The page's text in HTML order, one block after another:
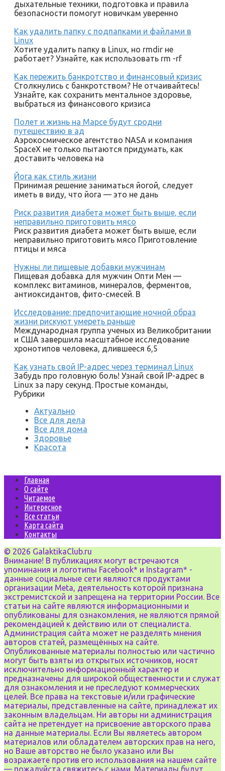
дыхательные техники, подготовка и правила
безопасности помогут новичкам уверенно
Как удалить папку с подпапками и файлами в
Linux
Хотите удалить папку в Linux, но rmdir не
работает? Узнайте, как использовать rm -rf
Как пережить банкротство и финансовый кризис
Столкнулись с банкротством? Не отчаивайтесь!
Узнайте, как сохранить ментальное здоровье,
выбраться из финансового кризиса
Полет и жизнь на Марсе будут сродни
путешествию в ад
Аэрокосмическое агентство NASA и компания
SpaceX не только пытаются придумать, как
доставить человека на
Йога как стиль жизни
Принимая решение заниматься йогой, следует
иметь в виду, что йога — это не дань
Риск развития диабета может быть выше, если
неправильно приготовить мясо
Риск развития диабета может быть выше, если
неправильно приготовить мясо Приготовление
птицы и мяса
Нужны ли пищевые добавки мужчинам
Пищевая добавка для мужчин Опти Мен —
комплекс витаминов, минералов, ферментов,
антиоксидантов, фито-смесей. В
Исследование: предпочитающие ночной образ
жизни рискуют умереть раньше
Международная группа ученых из Великобритании
и США завершила масштабное исследование
хронотипов человека, длившееся 6,5
Как узнать свой IP-адрес через терминал Linux
Забудь про головную боль! Узнай свой IP-адрес в
Linux за пару секунд. Простые команды,
Рубрики
Актуально
Все для дела
Все для дома
Здоровье
Красота
Главная
О сайте
Читаемое
Интересное
Все статьи
Карта сайта
Контакты
© 2026 GalaktikaClub.ru
Внимание! В публикациях могут встречаются
упоминания и логотипы Facebook* и Instagram* -
данные социальные сети являются продуктами
организации Meta, деятельность которой признана
экстремистской и запрещена на территории России. Все
статьи на сайте являются информационными и
опубликованы для ознакомления, не являются прямой
рекомендацией к действию или от специалиста.
Администрация сайта может не разделять мнения
авторов статей, размещённых на сайте.
Опубликованные материалы полностью или частично
могут быть взяты из открытых источников, носят
исключительно информационный характер и
предназначены для широкой общественности и служат
для ознакомления и не преследуют коммерческих
целей. Все права на текстовые и/или графические
материалы, представленные на сайте, принадлежат их
законным владельцам. Ни авторы ни администрация
сайта не претендует на присвоение авторского права
на данные материалы. Если Вы являетесь автором
материалов или обладателем авторских прав на него,
но Ваше авторство не было указано или Вы
возражаете против его использования на нашем сайте
— пожалуйста свяжитесь с нами. Материалы будут